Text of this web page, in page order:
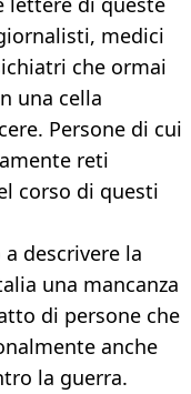
medici
che ormai
una cella
Persone di cui
reti
corso di questi
descrivere la
una mancanza
di persone che
anche
la guerra.